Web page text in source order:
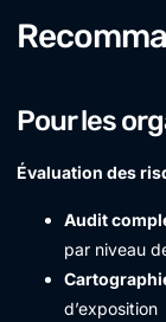
Pour les
Évaluation des
Audit
par niveau
d’exposition